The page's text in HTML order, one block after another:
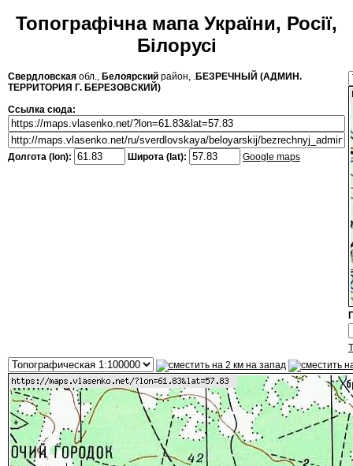
Топографічна мапа України, Росії,
Білорусі
Свердловская обл., Белоярский район, .БЕЗРЕЧНЫЙ (АДМИН.
ТЕРРИТОРИЯ Г. БЕРЕЗОВСКИЙ)
Ссылка сюда:
Долгота (lon): Широта (lat): Google maps